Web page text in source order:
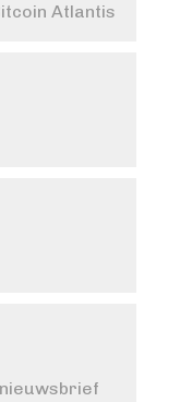
Atlantis